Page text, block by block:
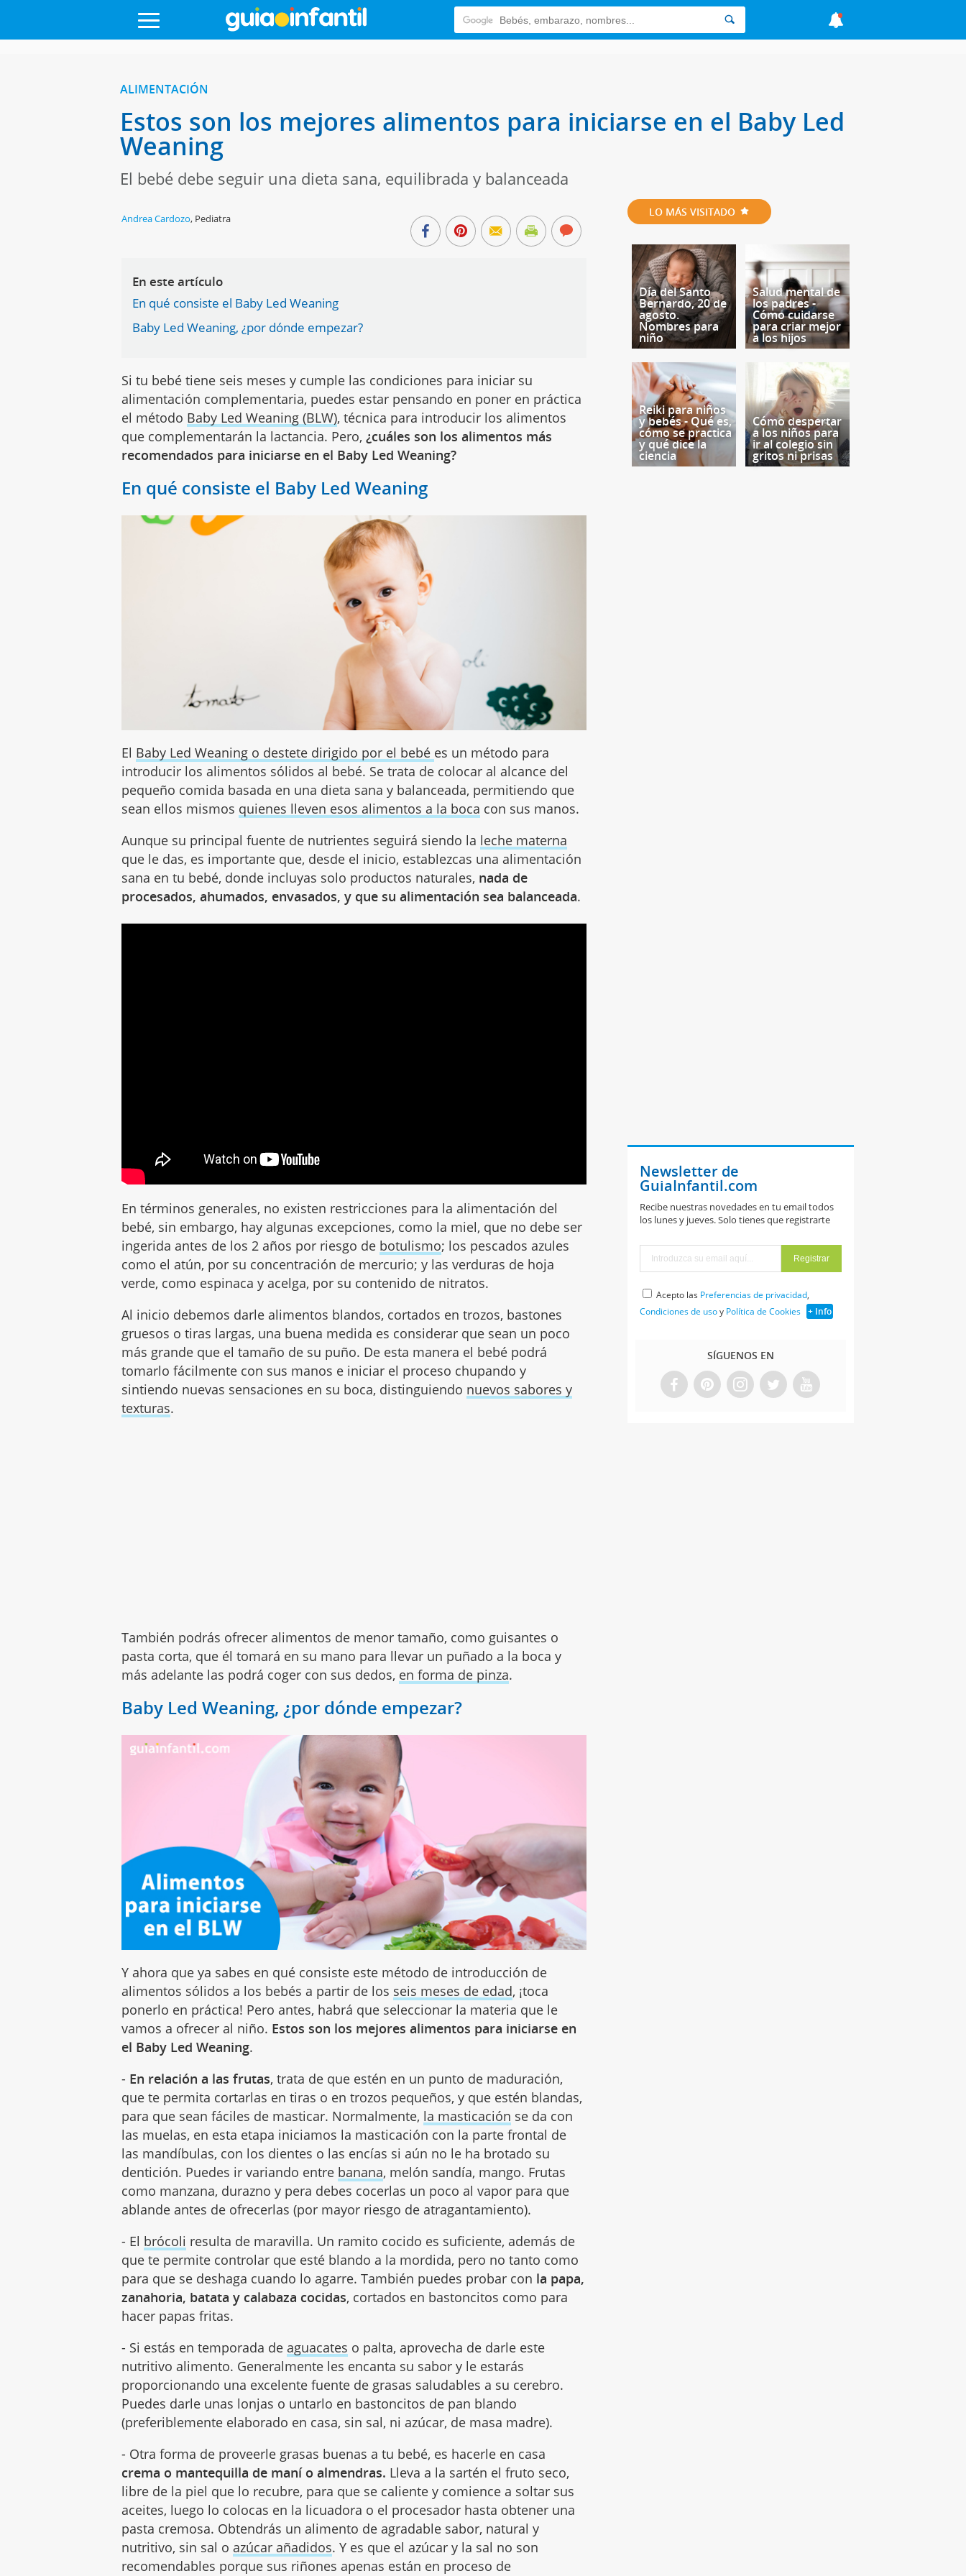
ALIMENTACIÓN
Estos son los mejores alimentos para iniciarse en el Baby Led
Weaning
El bebé debe seguir una dieta sana, equilibrada y balanceada
Andrea Cardozo, Pediatra
En este artículo
En qué consiste el Baby Led Weaning
Baby Led Weaning, ¿por dónde empezar?
Si tu bebé tiene seis meses y cumple las condiciones para iniciar su
alimentación complementaria, puedes estar pensando en poner en práctica
el método Baby Led Weaning (BLW), técnica para introducir los alimentos
que complementarán la lactancia. Pero,¿cuáles son los alimentos más
recomendados para iniciarse en el Baby Led Weaning?
En qué consiste el Baby Led Weaning
El Baby Led Weaning o destete dirigido por el bebé es un método para
introducir los alimentos sólidos al bebé. Se trata de colocar al alcance del
pequeño comida basada en una dieta sana y balanceada, permitiendo que
sean ellos mismos quienes lleven esos alimentos a la boca con sus manos.
Aunque su principal fuente de nutrientes seguirá siendo la leche materna
que le das, es importante que, desde el inicio, establezcas una alimentación
sana en tu bebé, donde incluyas solo productos naturales, nada de
procesados, ahumados, envasados, y que su alimentación sea balanceada.
En términos generales, no existen restricciones para la alimentación del
bebé, sin embargo, hay algunas excepciones, como la miel, que no debe ser
ingerida antes de los 2 años por riesgo de botulismo; los pescados azules
como el atún, por su concentración de mercurio; y las verduras de hoja
verde, como espinaca y acelga, por su contenido de nitratos.
Al inicio debemos darle alimentos blandos, cortados en trozos, bastones
gruesos o tiras largas, una buena medida es considerar que sean un poco
más grande que el tamaño de su puño. De esta manera el bebé podrá
tomarlo fácilmente con sus manos e iniciar el proceso chupando y
sintiendo nuevas sensaciones en su boca, distinguiendo nuevos sabores y
texturas.
También podrás ofrecer alimentos de menor tamaño, como guisantes o
pasta corta, que él tomará en su mano para llevar un puñado a la boca y
más adelante las podrá coger con sus dedos, en forma de pinza.
Baby Led Weaning, ¿por dónde empezar?
Y ahora que ya sabes en qué consiste este método de introducción de
alimentos sólidos a los bebés a partir de los seis meses de edad, ¡toca
ponerlo en práctica! Pero antes, habrá que seleccionar la materia que le
vamos a ofrecer al niño. Estos son los mejores alimentos para iniciarse en
el Baby Led Weaning.
- En relación a las frutas, trata de que estén en un punto de maduración,
que te permita cortarlas en tiras o en trozos pequeños, y que estén blandas,
para que sean fáciles de masticar. Normalmente, la masticación se da con
las muelas, en esta etapa iniciamos la masticación con la parte frontal de
las mandíbulas, con los dientes o las encías si aún no le ha brotado su
dentición. Puedes ir variando entre banana, melón sandía, mango. Frutas
como manzana, durazno y pera debes cocerlas un poco al vapor para que
ablande antes de ofrecerlas (por mayor riesgo de atragantamiento).
- El brócoli resulta de maravilla. Un ramito cocido es suficiente, además de
que te permite controlar que esté blando a la mordida, pero no tanto como
para que se deshaga cuando lo agarre. También puedes probar con la papa,
zanahoria, batata y calabaza cocidas, cortados en bastoncitos como para
hacer papas fritas.
- Si estás en temporada de aguacates o palta, aprovecha de darle este
nutritivo alimento. Generalmente les encanta su sabor y le estarás
proporcionando una excelente fuente de grasas saludables a su cerebro.
Puedes darle unas lonjas o untarlo en bastoncitos de pan blando
(preferiblemente elaborado en casa, sin sal, ni azúcar, de masa madre).
- Otra forma de proveerle grasas buenas a tu bebé, es hacerle en casa
crema o mantequilla de maní o almendras. Lleva a la sartén el fruto seco,
libre de la piel que lo recubre, para que se caliente y comience a soltar sus
aceites, luego lo colocas en la licuadora o el procesador hasta obtener una
pasta cremosa. Obtendrás un alimento de agradable sabor, natural y
nutritivo, sin sal o azúcar añadidos. Y es que el azúcar y la sal no son
recomendables porque sus riñones apenas están en proceso de
LO MÁS VISITADO
Día del Santo
Bernardo, 20 de
agosto.
Nombres para
niño
Salud mental de
los padres -
Cómo cuidarse
para criar mejor
a los hijos
Reiki para niños
y bebés - Qué es,
cómo se practica
y qué dice la
ciencia
Cómo despertar
a los niños para
ir al colegio sin
gritos ni prisas
Newsletter de
GuiaInfantil.com
Recibe nuestras novedades en tu email todos
los lunes y jueves. Solo tienes que registrarte
Acepto las Preferencias de privacidad,
Condiciones de usoy Política de Cookies + Info
SÍGUENOS EN